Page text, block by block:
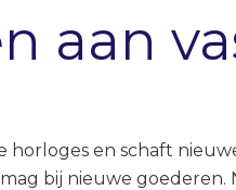
aan
horloges en schaft
bij nieuwe goederen.